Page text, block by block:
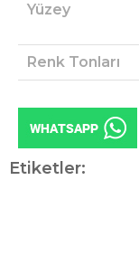
Yüzey
Renk Tonları
Etiketler: